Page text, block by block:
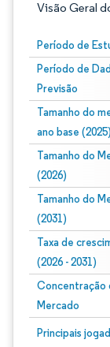
Visão Geral
Período de
Período de
Previsão
Tamanho do
ano base (2025)
Tamanho do
(2026)
Tamanho do
(2031)
Taxa de
(2026 - 2031)
Concentração
Mercado
Principais
Imagem © Mordor